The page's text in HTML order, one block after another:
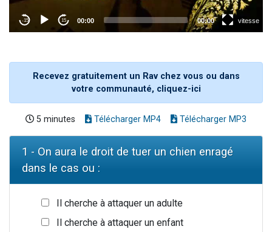
Recevez gratuitement un Rav chez vous ou dans
votre communauté, cliquez-ici
5 minutes Télécharger MP4 Télécharger MP3
1 - On aura le droit de tuer un chien enragé
dans le cas ou :
Il cherche à attaquer un adulte
Il cherche à attaquer un enfant